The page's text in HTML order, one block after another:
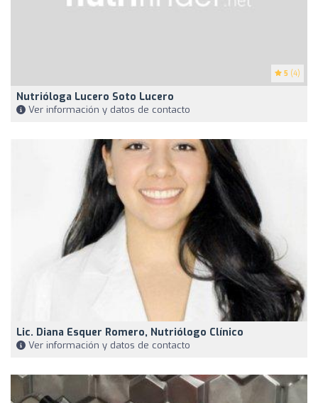
5 (4)
Nutrióloga Lucero Soto Lucero
Ver información y datos de contacto
Lic. Diana Esquer Romero, Nutriólogo Clínico
Ver información y datos de contacto